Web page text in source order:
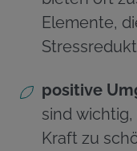
Elemente,
positive
sind
Kraft zu